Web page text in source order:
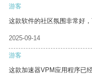
游客
这款软件的社区氛围非常好
2025-09-14
游客
这款加速器VPM应用程序已